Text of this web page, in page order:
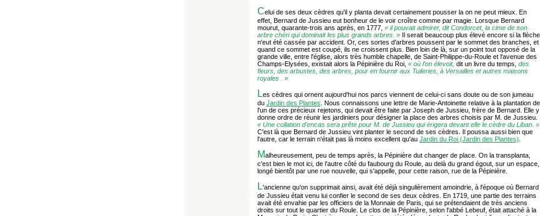
Celui de ses deux cèdres qu'il y planta devait certainement pousser la on ne peut mieux. En
effet, Bernard de Jussieu eut bonheur de le voir croître comme par magie. Lorsque Bernard
mourut, quarante-trois ans après, en 1777, « il pouvait admirer, dit Condorcet, la cime de son
arbre chéri qui dominait les plus grands arbres. » Il serait beaucoup plus élevé encore si la flèche
n'eut été cassée par accident. Or, ces sortes d'arbres poussent par le sommet des branches, et
quand ce sommet est coupé, ils ne croissent plus. Bien loin de là, sur un point tout opposé de la
grande ville, entre l'église, alors très humble chapelle, de Saint-Philippe-du-Roule et l'avenue des
Champs-Elysées, existait alors la Pépinière du Roi, « où l'on élevoit, dit un livre du temps, des
fleurs, des arbustes, des arbres, pour en fournir aux Tuileries, à Versailles et autres maisons
royales . »
Les cèdres qui ornent aujourd'hui nos parcs viennent de celui-ci sans doute ou de son jumeau
du Jardin des Plantes . Nous connaissons une lettre de Marie-Antoinette relative à la plantation de
l'un de ces précieux rejetons, qui devait être faite par Joseph de Jussieu, frère de Bernard. Elle y
donne ordre de réunir les jardiniers pour désigner la place des arbres choisis par M. de Jussieu.
« Une collation d'encas sera prête pour M. de Jussieu qui érigera devant elle le cèdre du Liban. »
C'est là que Bernard de Jussieu vint planter le second de ses cèdres. Il poussa aussi bien que
l'autre, car le terrain n'était pas là moins excellent qu'au Jardin du Roi (Jardin des Plantes)
Malheureusement, peu de temps après, la Pépinière dut changer de place. On la transplanta,
c'est bien le mot ici, de l'autre côté du faubourg du Roule, au delà du grand égout, sur un espace,
longé bientôt par une rue nouvelle, qui s'appelle, pour cette raison, rue de la Pépinière.
L'ancienne qu'on supprimait ainsi, avait été déjà singulièrement amoindrie, à l'époque où Bernard
de Jussieu était venu lui confier le second de ses deux cèdres. En 1719, une partie des terrains
avait été envahie par les officiers de la Monnaie de Paris, qui se prétendaient de très anciens
droits sur tout le quartier du Roule. Le clos de la Pépinière, selon l'abbé Lebeuf, était attaché à la